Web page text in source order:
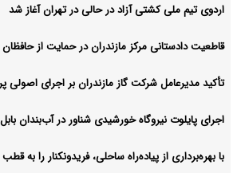
اردوی تیم ملی کشتی آزاد در حالی در تهران آغاز شد
قاطعیت دادستانی مرکز مازندران در حمایت از
تأکید مدیرعامل شرکت گاز مازندران بر اجرای اصولی
اجرای پایلوت نیروگاه خورشیدی شناور در آب‌بندان بابل
با بهره‌برداری از پیاده‌راه ساحلی، فریدونکنار را به